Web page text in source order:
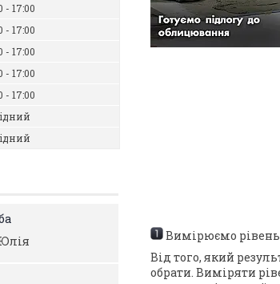
Вимірюємо рівень
Від того, який
обрати. Виміряти
17:00
17:00
17:00
17:00
17:00